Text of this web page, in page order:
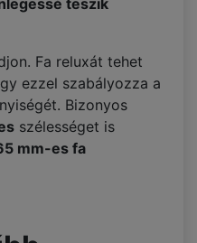
teszik
Fa reluxát tehet
ezzel szabályozza a
Bizonyos
szélességet is
mm-es fa